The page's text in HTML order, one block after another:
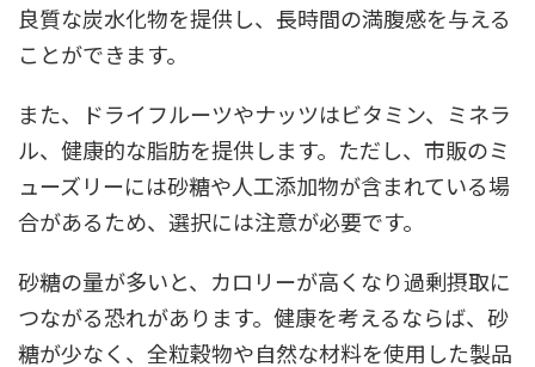
良質な炭水化物を提供し、長時間の満腹感を与える
ことができます。
また、ドライフルーツやナッツはビタミン、ミネラ
ル、健康的な脂肪を提供します。ただし、市販のミ
ューズリーには砂糖や人工添加物が含まれている場
合があるため、選択には注意が必要です。
砂糖の量が多いと、カロリーが高くなり過剰摂取に
つながる恐れがあります。健康を考えるならば、砂
糖が少なく、全粒穀物や自然な材料を使用した製品